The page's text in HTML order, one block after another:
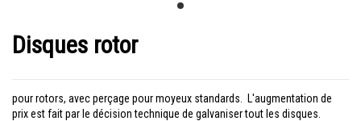
Disques rotor
pour rotors, avec perçage pour moyeux standards. L'augmentation de
prix est fait par le décision technique de galvaniser tout les disques.